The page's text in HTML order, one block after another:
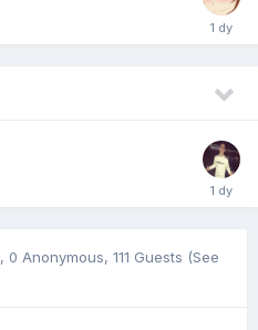
, 0 Anonymous, 111 Guests (See